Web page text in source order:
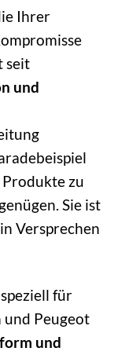
Ihrer
seit
und
zu
Sie ist
Versprechen
für
Peugeot
und